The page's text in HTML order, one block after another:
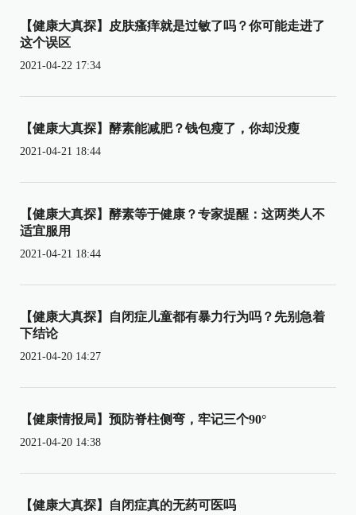
【健康大真探】皮肤瘙痒就是过敏了吗？你可能走进了
这个误区
2021-04-22 17:34
【健康大真探】酵素能减肥？钱包瘦了，你却没瘦
2021-04-21 18:44
【健康大真探】酵素等于健康？专家提醒：这两类人不
适宜服用
2021-04-21 18:44
【健康大真探】自闭症儿童都有暴力行为吗？先别急着
下结论
2021-04-20 14:27
【健康情报局】预防脊柱侧弯，牢记三个90°
2021-04-20 14:38
【健康大真探】自闭症真的无药可医吗